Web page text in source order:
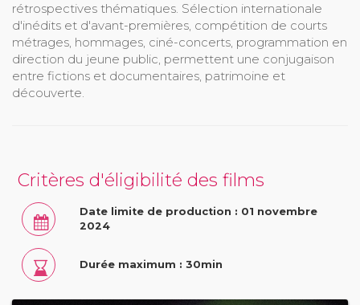
rétrospectives thématiques. Sélection internationale
d'inédits et d'avant-premières, compétition de courts
métrages, hommages, ciné-concerts, programmation en
direction du jeune public, permettent une conjugaison
entre fictions et documentaires, patrimoine et
découverte.
Critères d'éligibilité des films
Date limite de production : 01 novembre
2024
Durée maximum : 30min